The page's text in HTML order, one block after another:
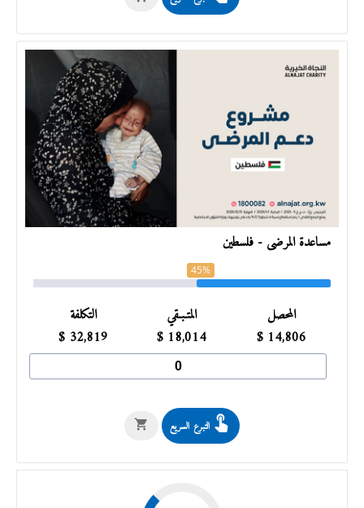
مساعدة المرضى - فلسطين
45%
المحصل
14,806
$
المتـبـقي
18,014
$
التكلفة
32,819
$
التبرع السريع